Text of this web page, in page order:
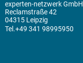
experten-netzwerk GmbH
Reclamstraße 42
04315 Leipzig
+49 341 98995950